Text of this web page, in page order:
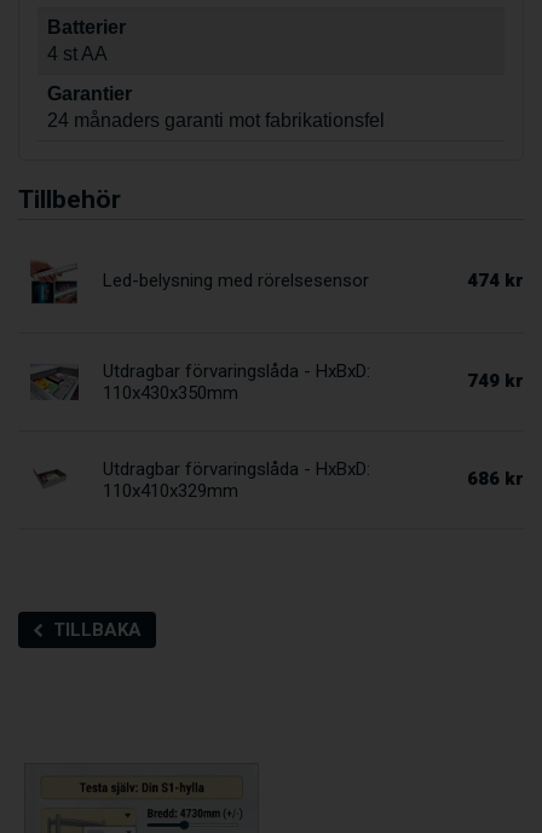
Batterier
4 st AA
Garantier
24 månaders garanti mot fabrikationsfel
Tillbehör
Led-belysning med rörelsesensor 474 kr
Utdragbar förvaringslåda - HxBxD:
110x430x350mm
749 kr
Utdragbar förvaringslåda - HxBxD:
110x410x329mm
686 kr
TILLBAKA